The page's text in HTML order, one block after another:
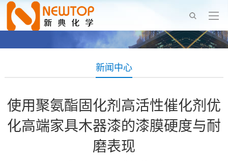
新闻中心
使用聚氨酯固化剂高活性催化剂优
化高端家具木器漆的漆膜硬度与耐
磨表现